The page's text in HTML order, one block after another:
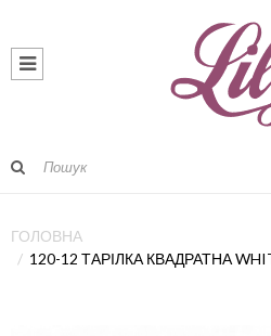
ГОЛОВНА
120-12 ТАРІЛКА КВАДРАТНА